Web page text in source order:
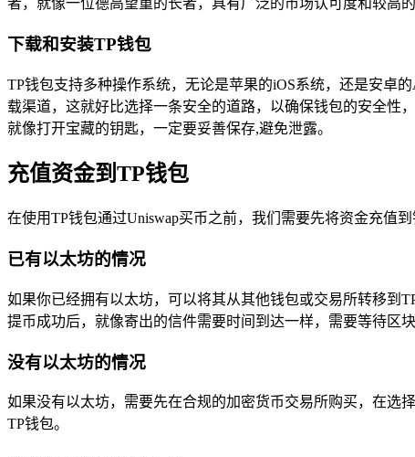
者，就像一位德高望重的长者，具有广泛的市场认可度和较高
下载和安装TP钱包
TP钱包支持多种操作系统，无论是苹果的iOS系统，还是安卓
载渠道，这就好比选择一条安全的道路，以确保钱包的安全性
就像打开宝藏的钥匙，一定要妥善保存,避免泄露。
充值资金到TP钱包
在使用TP钱包通过Uniswap买币之前，我们需要先将资金充值
已有以太坊的情况
如果你已经拥有以太坊，可以将其从其他钱包或交易所转移到
提币成功后，就像寄出的信件需要时间到达一样，需要等待区
没有以太坊的情况
如果没有以太坊，需要先在合规的加密货币交易所购买，在选
TP钱包。